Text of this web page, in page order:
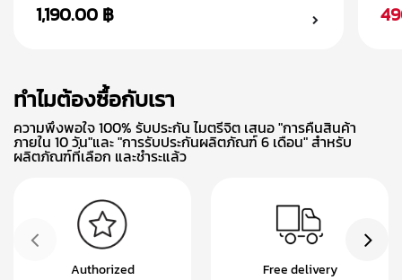
1,190.00 ฿
ทำไมต้องซื้อกับเรา
ความพึงพอใจ 100% รับประกัน ไมตรีจิต เสนอ "การคืนสินค้า
ภายใน 10 วัน"และ "การรับประกันผลิตภัณฑ์ 6 เดือน" สำหรับ
ผลิตภัณฑ์ที่เลือก และชำระแล้ว
Authorized Free delivery